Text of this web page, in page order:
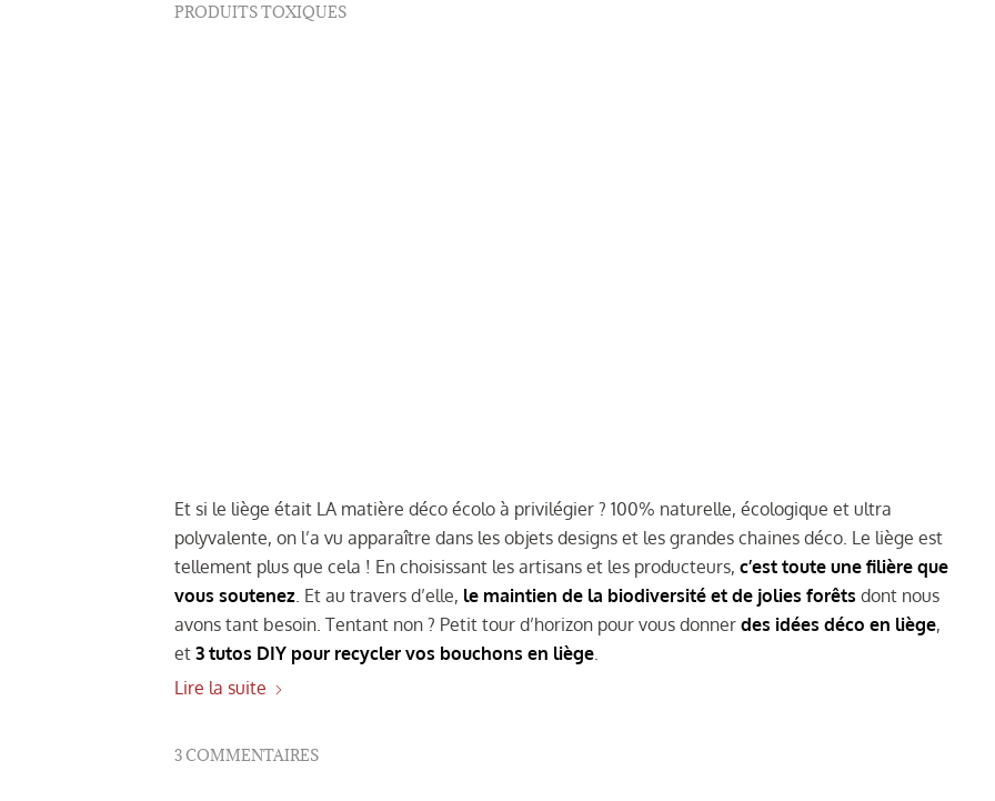
PRODUITS TOXIQUES
Et si le liège était LA matière déco écolo à privilégier ? 100% naturelle, écologique et ultra
polyvalente, on l’a vu apparaître dans les objets designs et les grandes chaines déco. Le liège est
tellement plus que cela ! En choisissant les artisans et les producteurs, c’est toute une filière que
vous soutenez . Et au travers d’elle, le maintien de la biodiversité et de jolies forêts dont nous
avons tant besoin. Tentant non ? Petit tour d’horizon pour vous donner des idées déco en liège,
et 3 tutos DIY pour recycler vos bouchons en liège
Lire la suite
3 COMMENTAIRES